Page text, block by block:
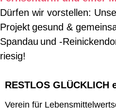
Dürfen wir vorstellen:
Projekt gesund &
Spandau und -
riesig!
RESTLOS GLÜCKLICH
Verein für